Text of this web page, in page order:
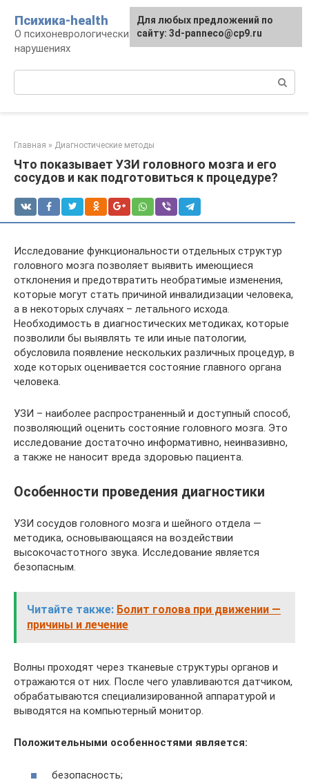
контенту
Психика-health
О психоневрологических патологиях и
нарушениях
Главная » Диагностические методы
Что показывает УЗИ головного мозга и его
сосудов и как подготовиться к процедуре?
Исследование функциональности отдельных структур
головного мозга позволяет выявить имеющиеся
отклонения и предотвратить необратимые изменения,
которые могут стать причиной инвалидизации человека,
а в некоторых случаях – летального исхода.
Необходимость в диагностических методиках, которые
позволили бы выявлять те или иные патологии,
обусловила появление нескольких различных процедур, в
ходе которых оценивается состояние главного органа
человека.
УЗИ – наиболее распространенный и доступный способ,
позволяющий оценить состояние головного мозга. Это
исследование достаточно информативно, неинвазивно,
а также не наносит вреда здоровью пациента.
Особенности проведения диагностики
УЗИ сосудов головного мозга и шейного отдела —
методика, основывающаяся на воздействии
высокочастотного звука. Исследование является
безопасным.
Читайте также: Болит голова при движении —
причины и лечение
Волны проходят через тканевые структуры органов и
отражаются от них. После чего улавливаются датчиком,
обрабатываются специализированной аппаратурой и
выводятся на компьютерный монитор.
Положительными особенностями является:
безопасность;
Для любых предложений по
сайту: 3d-panneco@cp9.ru